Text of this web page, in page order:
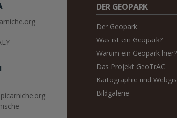
DER GEOPARK
Der Geopark
Was ist ein Geopark?
Warum ein Geopark hier?
Das Projekt GeoTrAC
Kartographie und Webgis
Bildgalerie